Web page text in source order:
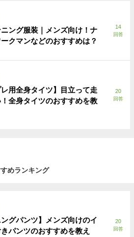
ング服装｜メンズ向け！ナ
クマンなどのおすすめは？
14
回答
レ用全身タイツ】目立って走
！全身タイツのおすすめを教
20
回答
めランキング
ングパンツ】メンズ向けのイ
パンツのおすすめを教え
20
回答